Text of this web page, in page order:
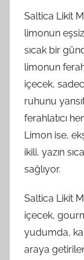
Saltica Likit
limonun
sıcak bir
limonun
içecek,
ruhunu
ferahlatıcı
Limon ise,
ikili, yazın
sağlıyor.
Saltica Likit
içecek,
yudumda,
araya